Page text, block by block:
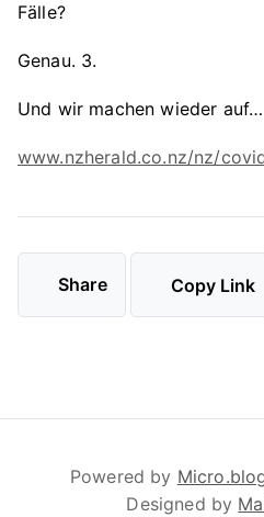
Fälle?
Genau. 3.
Und wir machen wieder auf…
www.nzherald.co.nz/nz/
Share Copy Link
Powered by
Designed by